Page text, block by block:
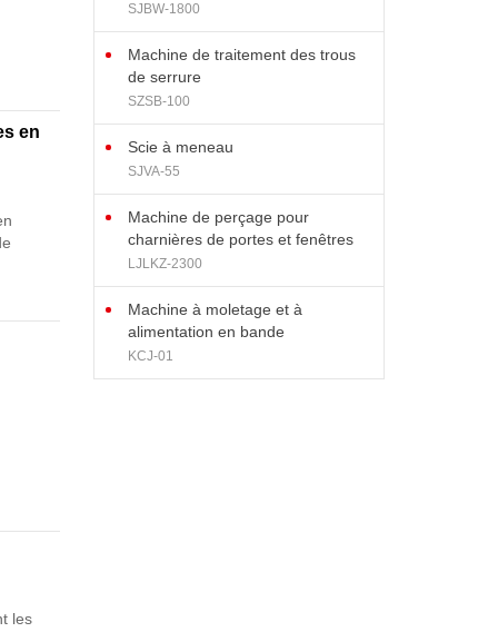
en
les
SJBW-1800
Machine de traitement des trous
de serrure
SZSB-100
Scie à meneau
SJVA-55
Machine de perçage pour
charnières de portes et fenêtres
en aluminium
LJLKZ-2300
Machine à moletage et à
alimentation en bande
KCJ-01